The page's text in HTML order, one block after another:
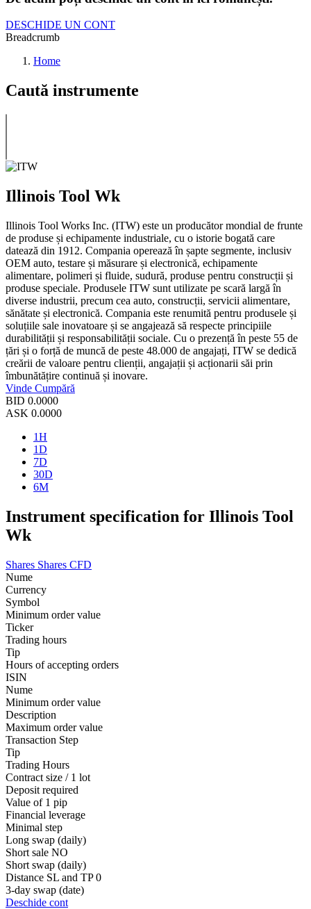
DESCHIDE UN CONT
Breadcrumb
Home
Caută instrumente
Illinois Tool Wk
Illinois Tool Works Inc. (ITW) este un producător mondial de frunte
de produse și echipamente industriale, cu o istorie bogată care
datează din 1912. Compania operează în șapte segmente, inclusiv
OEM auto, testare și măsurare și electronică, echipamente
alimentare, polimeri și fluide, sudură, produse pentru construcții și
produse speciale. Produsele ITW sunt utilizate pe scară largă în
diverse industrii, precum cea auto, construcții, servicii alimentare,
sănătate și electronică. Compania este renumită pentru produsele și
soluțiile sale inovatoare și se angajează să respecte principiile
durabilității și responsabilității sociale. Cu o prezență în peste 55 de
țări și o forță de muncă de peste 48.000 de angajați, ITW se dedică
creării de valoare pentru clienții, angajații și acționarii săi prin
îmbunătățire continuă și inovare.
Vinde Cumpără
BID 0.0000
ASK 0.0000
1H
1D
7D
30D
6M
Instrument specification for Illinois Tool
Wk
Shares Shares CFD
Nume
Currency
Symbol
Minimum order value
Ticker
Trading hours
Tip
Hours of accepting orders
ISIN
Nume
Minimum order value
Description
Maximum order value
Transaction Step
Tip
Trading Hours
Contract size / 1 lot
Deposit required
Value of 1 pip
Financial leverage
Minimal step
Long swap (daily)
Short sale NO
Short swap (daily)
Distance SL and TP 0
3-day swap (date)
Deschide cont